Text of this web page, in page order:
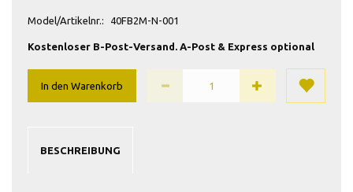
Model/Artikelnr.: 40FB2M-N-001
Kostenloser B-Post-Versand. A-Post & Express optional
In den Warenkorb
BESCHREIBUNG